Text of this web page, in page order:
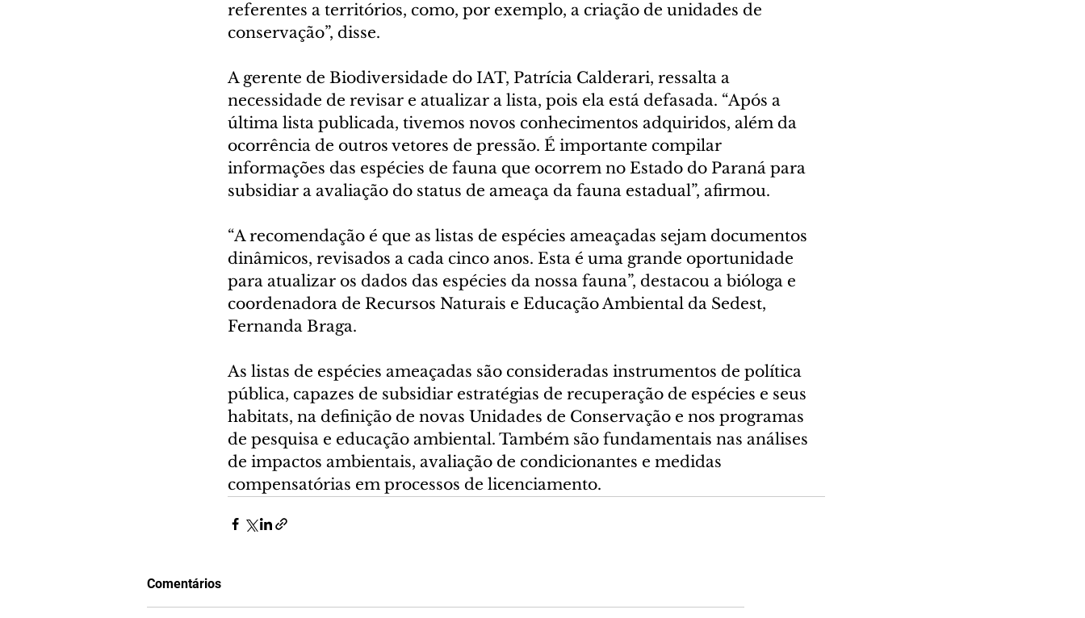
referentes a territórios, como, por exemplo, a criação de unidades de
conservação”, disse.
A gerente de Biodiversidade do IAT, Patrícia Calderari, ressalta a
necessidade de revisar e atualizar a lista, pois ela está defasada. “Após a
última lista publicada, tivemos novos conhecimentos adquiridos, além da
ocorrência de outros vetores de pressão. É importante compilar
informações das espécies de fauna que ocorrem no Estado do Paraná para
subsidiar a avaliação do status de ameaça da fauna estadual”, afirmou.
“A recomendação é que as listas de espécies ameaçadas sejam documentos
dinâmicos, revisados a cada cinco anos. Esta é uma grande oportunidade
para atualizar os dados das espécies da nossa fauna”, destacou a bióloga e
coordenadora de Recursos Naturais e Educação Ambiental da Sedest,
Fernanda Braga.
As listas de espécies ameaçadas são consideradas instrumentos de política
pública, capazes de subsidiar estratégias de recuperação de espécies e seus
habitats, na definição de novas Unidades de Conservação e nos programas
de pesquisa e educação ambiental. Também são fundamentais nas análises
de impactos ambientais, avaliação de condicionantes e medidas
compensatórias em processos de licenciamento.
Comentários